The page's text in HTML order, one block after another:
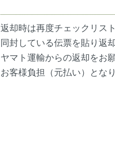
返却時は再度チェックリス
同封している伝票を貼り返
ヤマト運輸からの返却をお
お客様負担（元払い）とな